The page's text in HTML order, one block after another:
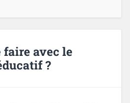
faire avec le
?